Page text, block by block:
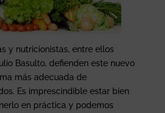
y nutricionistas, entre ellos
Basulto, defienden este nuevo
más adecuada de
Es imprescindible estar bien
en práctica y podemos